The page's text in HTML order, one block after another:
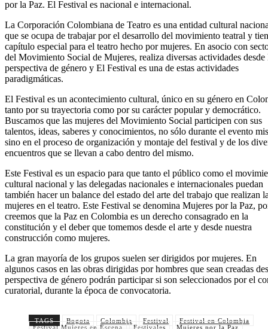
por la Paz. El Festival es nacional e internacional.
La Corporación Colombiana de Teatro es una entidad cultural
que se ocupa de trabajar por el desarrollo del movimiento teatral y
capítulo especial para el teatro hecho por mujeres. En asocio con
del Movimiento Social de Mujeres, realiza diversas actividades desde
perspectiva de género y El Festival es una de estas actividades
paradigmáticas.
El Festival es un acontecimiento cultural, único en su género en
tanto por su trayectoria como por su carácter popular y democrático.
Buscamos que las mujeres del Movimiento Social participen con sus
talentos, ideas, saberes y conocimientos, no sólo durante el evento
sino en el proceso de organización y montaje del festival y de los
encuentros que se llevan a cabo dentro del mismo.
Este Festival es un espacio para que tanto el público como el
cultural nacional y las delegadas nacionales e internacionales puedan
también hacer un balance del estado del arte del trabajo que realizan
mujeres en el teatro. Este Festival se denomina Mujeres por la Paz,
creemos que la Paz en Colombia es un derecho consagrado en la
constitución y el deber que tomemos desde el arte y desde nuestra
construcción como mujeres.
La gran mayoría de los grupos suelen ser dirigidos por mujeres. En
algunos casos en las obras dirigidas por hombres que sean creadas
perspectiva de género podrán participar si son seleccionados por el
curatorial, durante la época de convocatoria.
TAGS Bogota Colombia Festival
Festival en Colombia
Festival Mujeres en Escena
Festivales
Mujeres por la Paz